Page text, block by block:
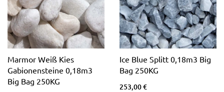
Marmor Weiß Kies
Gabionensteine 0,18m3
Big Bag 250KG
Ice Blue Splitt 0,18m3 Big
Bag 250KG
253,00 €